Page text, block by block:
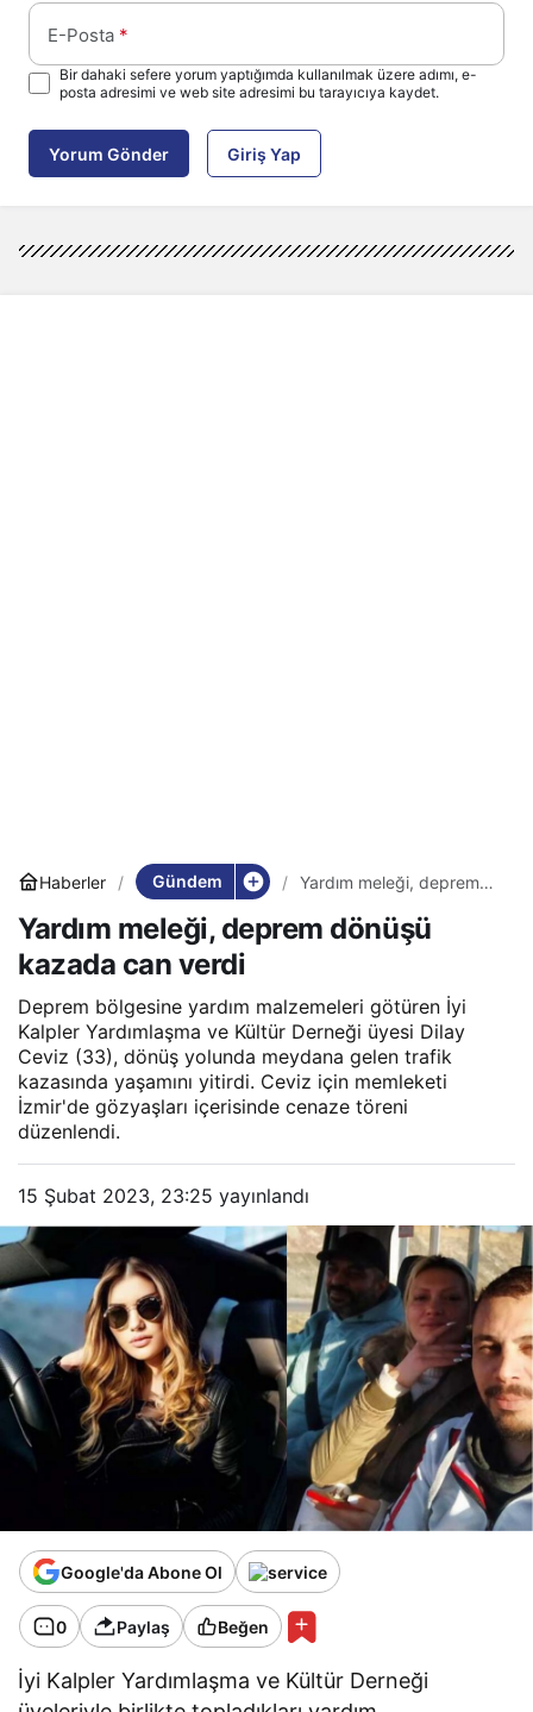
E-Posta *
Bir dahaki sefere yorum yaptığımda kullanılmak üzere adımı, e-
posta adresimi ve web site adresimi bu tarayıcıya kaydet.
Yorum Gönder Giriş Yap
Haberler Gündem
Yardım meleği, deprem
Yardım meleği, deprem dönüşü
kazada can verdi
Deprem bölgesine yardım malzemeleri götüren İyi
Kalpler Yardımlaşma ve Kültür Derneği üyesi Dilay
Ceviz (33), dönüş yolunda meydana gelen trafik
kazasında yaşamını yitirdi. Ceviz için memleketi
İzmir'de gözyaşları içerisinde cenaze töreni
düzenlendi.
15 Şubat 2023, 23:25 yayınlandı
Google'da Abone Ol
0 Paylaş Beğen
İyi Kalpler Yardımlaşma ve Kültür Derneği